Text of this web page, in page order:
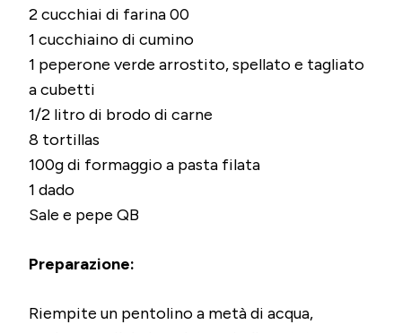
2 cucchiai di farina 00
1 cucchiaino di cumino
1 peperone verde arrostito, spellato e tagliato
a cubetti
1/2 litro di brodo di carne
8 tortillas
100g di formaggio a pasta filata
1 dado
Sale e pepe QB
Preparazione:
Riempite un pentolino a metà di acqua,